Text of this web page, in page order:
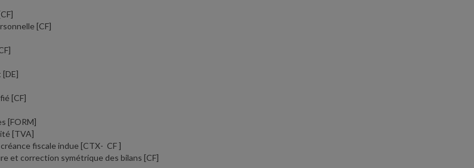
[CF]
[DE]
[CF]
[FORM]
[TVA]
fiscale indue [CTX- CF ]
et correction symétrique des bilans [CF]